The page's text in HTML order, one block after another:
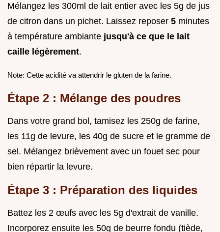
Mélangez les 300ml de lait entier avec les 5g de jus
de citron dans un pichet. Laissez reposer 5 minutes
à température ambiante jusqu'à ce que le lait
caille légèrement.
Note: Cette acidité va attendrir le gluten de la farine.
Étape 2 : Mélange des poudres
Dans votre grand bol, tamisez les 250g de farine,
les 11g de levure, les 40g de sucre et le gramme de
sel. Mélangez brièvement avec un fouet sec pour
bien répartir la levure.
Étape 3 : Préparation des liquides
Battez les 2 œufs avec les 5g d'extrait de vanille.
Incorporez ensuite les 50g de beurre fondu (tiède,